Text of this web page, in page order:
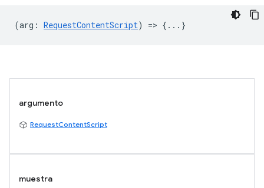
(arg : RequestContentScript) => {...}
argumento
RequestContentScript
muestra